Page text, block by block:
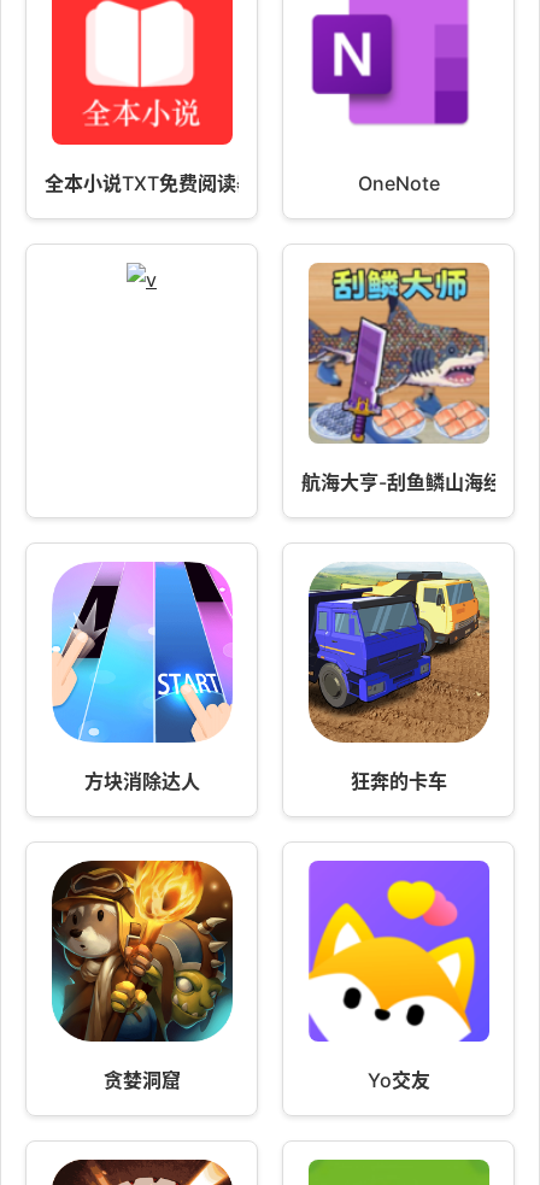
全本小说TXT免费阅读器 OneNote
航海大亨-刮鱼鳞山海经版
方块消除达人 狂奔的卡车
贪婪洞窟 Yo交友